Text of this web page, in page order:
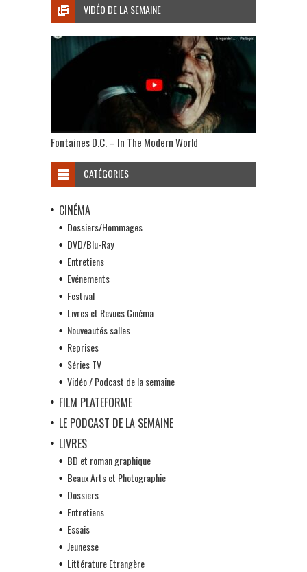
VIDÉO DE LA SEMAINE
Fontaines D.C. – In The Modern World
CATÉGORIES
CINÉMA
Dossiers/Hommages
DVD/Blu-Ray
Entretiens
Evénements
Festival
Livres et Revues Cinéma
Nouveautés salles
Reprises
Séries TV
Vidéo / Podcast de la semaine
FILM PLATEFORME
LE PODCAST DE LA SEMAINE
LIVRES
BD et roman graphique
Beaux Arts et Photographie
Dossiers
Entretiens
Essais
Jeunesse
Littérature Etrangère